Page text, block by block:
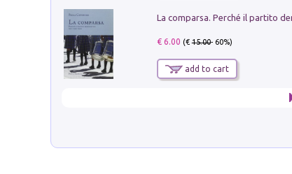
€ 6.00 (€15.00- 60%)
add to cart